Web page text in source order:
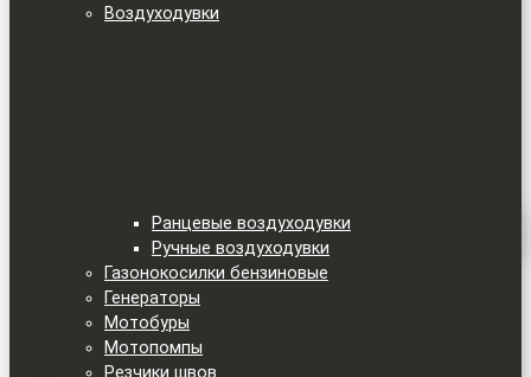
Воздуходувки
Ранцевые воздуходувки
Ручные воздуходувки
Газонокосилки бензиновые
Генераторы
Мотобуры
Мотопомпы
Резчики швов